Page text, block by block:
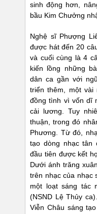
sinh động hơn,
bầu Kim Chưởng
Nghệ sĩ Phượng
được hát đến 20
và cuối cùng là 4
kiến lồng những
dân ca gần với
triển thêm, một
đồng tình vì vốn dĩ
cải lương. Tuy
thuận, trong đó
Phương. Từ đó,
tạo dòng nhạc tân
đầu tiên được kết
Dưới ánh trăng
trên nhạc của nhạc
một loạt sáng tác
(NSND Lệ Thủy
Viễn Châu sáng